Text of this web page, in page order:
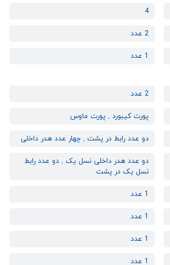
4
2 عدد
1 عدد
2 عدد
پورت کیبورد , پورت ماوس
دو عدد رابط در پشت ,چهار عدد هدر داخلی
دو عدد هدر داخلی نسل یک ,دو عدد رابط
نسل یک در پشت
1 عدد
1 عدد
1 عدد
1 عدد